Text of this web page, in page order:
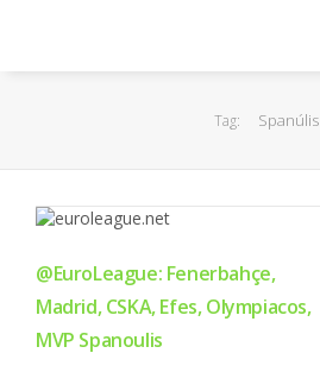
EuroLeague
FIBA
Tag: Spanúlis
@EuroLeague: Fenerbahçe,
Madrid, CSKA, Efes, Olympiacos,
MVP Spanoulis